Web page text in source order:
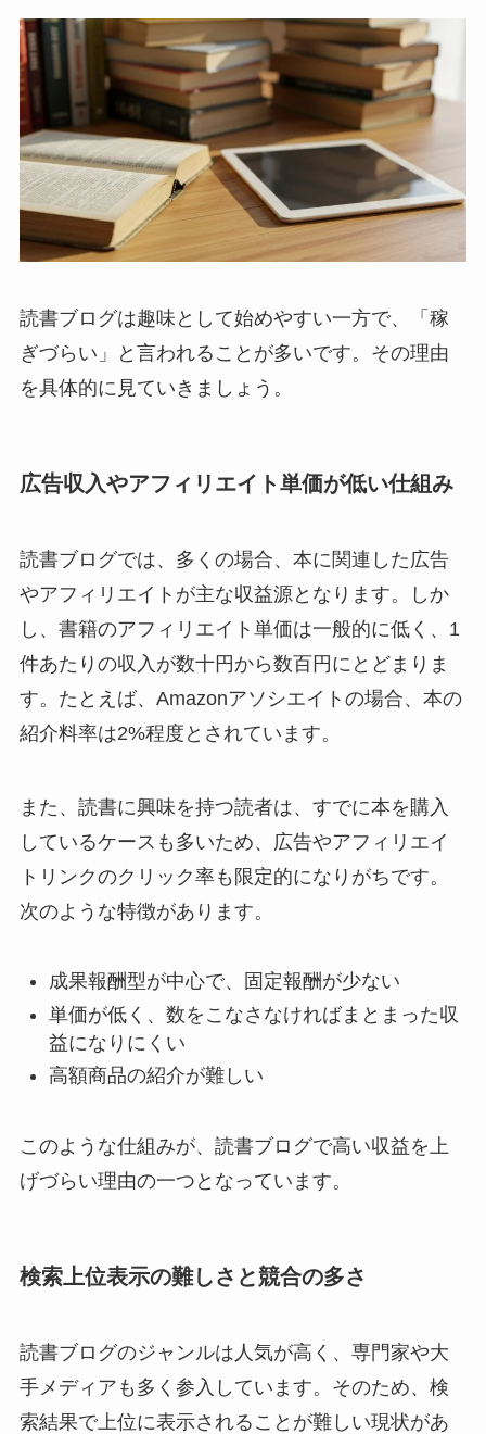
読書ブログは趣味として始めやすい一方で、「稼
ぎづらい」と言われることが多いです。その理由
を具体的に見ていきましょう。
広告収入やアフィリエイト単価が低い仕組み
読書ブログでは、多くの場合、本に関連した広告
やアフィリエイトが主な収益源となります。しか
し、書籍のアフィリエイト単価は一般的に低く、1
件あたりの収入が数十円から数百円にとどまりま
す。たとえば、Amazonアソシエイトの場合、本の
紹介料率は2%程度とされています。
また、読書に興味を持つ読者は、すでに本を購入
しているケースも多いため、広告やアフィリエイ
トリンクのクリック率も限定的になりがちです。
次のような特徴があります。
成果報酬型が中心で、固定報酬が少ない
単価が低く、数をこなさなければまとまった収
益になりにくい
高額商品の紹介が難しい
このような仕組みが、読書ブログで高い収益を上
げづらい理由の一つとなっています。
検索上位表示の難しさと競合の多さ
読書ブログのジャンルは人気が高く、専門家や大
手メディアも多く参入しています。そのため、検
索結果で上位に表示されることが難しい現状があ